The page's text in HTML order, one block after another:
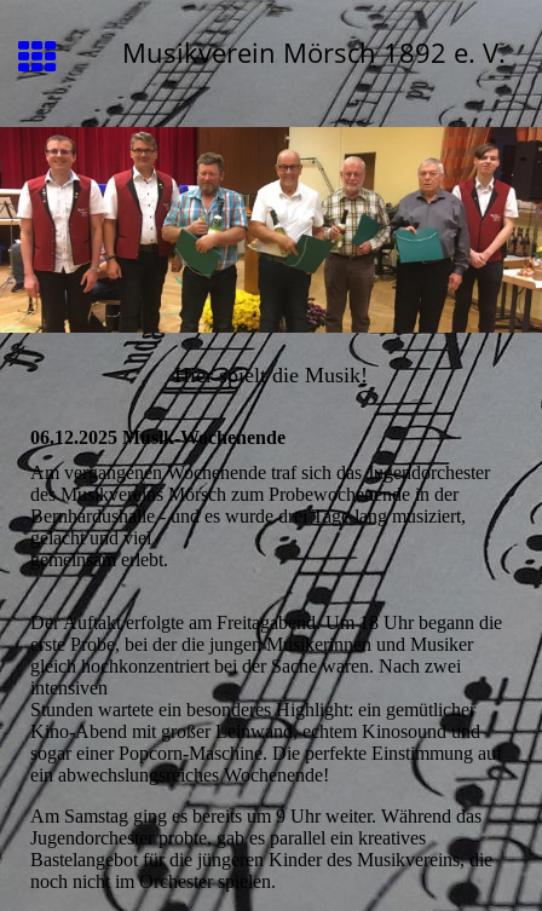
Musikverein Mörsch 1892 e. V.
Hier spielt die Musik!
06.12.2025 Musik-Wochenende
Am vergangenen Wochenende traf sich das Jugendorchester
des Musikvereins Mörsch zum Probewochenende in der
Bernhardushalle - und es wurde drei Tage lang musiziert,
gelacht und viel
gemeinsam erlebt.
Der Auftakt erfolgte am Freitagabend. Um 18 Uhr begann die
erste Probe, bei der die jungen Musikerinnen und Musiker
gleich hochkonzentriert bei der Sache waren. Nach zwei
intensiven
Stunden wartete ein besonderes Highlight: ein gemütlicher
Kino-Abend mit großer Leinwand, echtem Kinosound und
sogar einer Popcorn-Maschine. Die perfekte Einstimmung auf
ein abwechslungsreiches Wochenende!
Am Samstag ging es bereits um 9 Uhr weiter. Während das
Jugendorchester probte, gab es parallel ein kreatives
Bastelangebot für die jüngeren Kinder des Musikvereins, die
noch nicht im Orchester spielen.